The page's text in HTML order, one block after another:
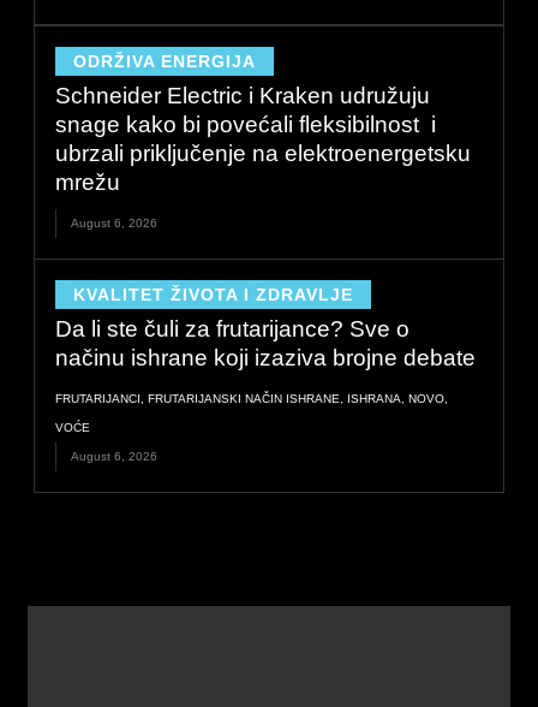
ODRŽIVA ENERGIJA
Schneider Electric i Kraken udružuju
snage kako bi povećali fleksibilnost i
ubrzali priključenje na elektroenergetsku
mrežu
August 6, 2026
KVALITET ŽIVOTA I ZDRAVLJE
Da li ste čuli za frutarijance? Sve o
načinu ishrane koji izaziva brojne debate
FRUTARIJANCI , FRUTARIJANSKI NAČIN ISHRANE, ISHRANA, NOVO,
VOĆE
August 6, 2026